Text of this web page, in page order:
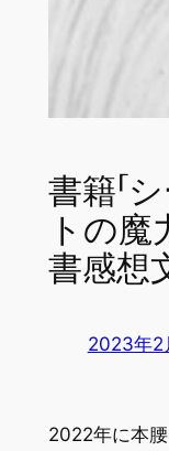
書籍「
トの魔
書感想
2023年2
2022年に本